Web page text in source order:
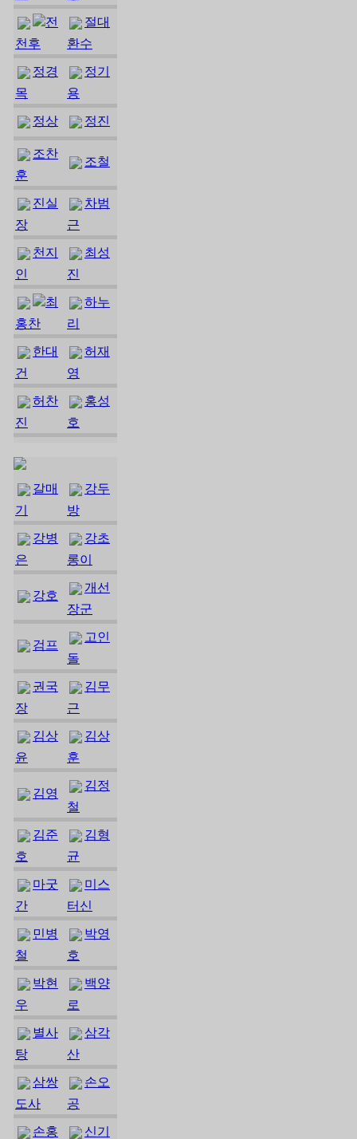
전
천후
절대
환수
정경
목
정기
용
정상 정진
조찬
훈
조철
진실
장
차범
근
천지
인
최성
진
최
홍찬
하누
리
한대
건
허재
영
허찬
진
홍성
호
갈매
기
강두
방
강병
은
강초
롱이
강호
개선
장군
검프
고인
돌
권국
장
김무
근
김상
윤
김상
훈
김영
김정
철
김준
호
김형
균
마굿
간
미스
터신
민병
철
박영
호
박현
우
백양
로
별사
탕
삼각
산
삼쌍
도사
손오
공
손홍
신기